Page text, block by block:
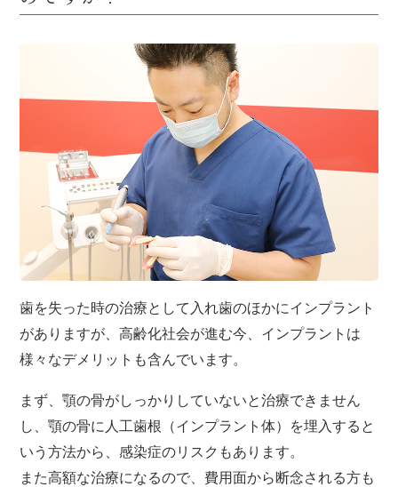
歯を失った時の治療として入れ歯のほかにインプラント
がありますが、高齢化社会が進む今、インプラントは
様々なデメリットも含んでいます。
まず、顎の骨がしっかりしていないと治療できません
し、顎の骨に人工歯根（インプラント体）を埋入すると
いう方法から、感染症のリスクもあります。
また高額な治療になるので、費用面から断念される方も